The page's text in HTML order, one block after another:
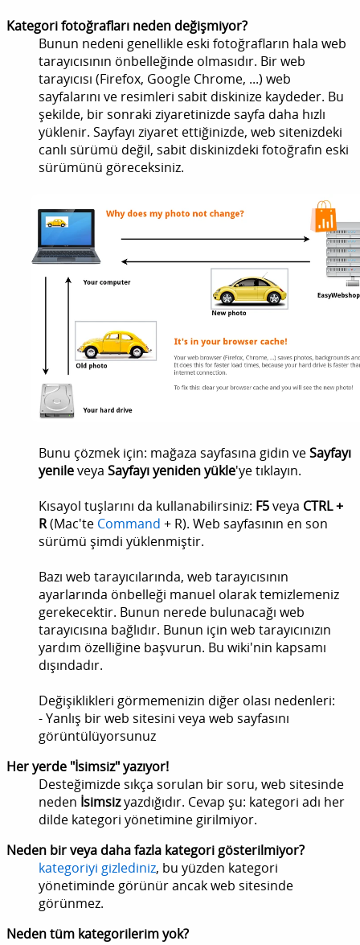
Kategori fotoğrafları neden değişmiyor?
Bunun nedeni genellikle eski fotoğrafların hala web
tarayıcısının önbelleğinde olmasıdır. Bir web
tarayıcısı (Firefox, Google Chrome, ...) web
sayfalarını ve resimleri sabit diskinize kaydeder. Bu
şekilde, bir sonraki ziyaretinizde sayfa daha hızlı
yüklenir. Sayfayı ziyaret ettiğinizde, web sitenizdeki
canlı sürümü değil, sabit diskinizdeki fotoğrafın eski
sürümünü göreceksiniz.
Bunu çözmek için: mağaza sayfasına gidin veSayfayı
yenileveya Sayfayı yeniden yükle'ye tıklayın.
Kısayol tuşlarını da kullanabilirsiniz: F5veya CTRL +
R(Mac'te Command + R). Web sayfasının en son
sürümü şimdi yüklenmiştir.
Bazı web tarayıcılarında, web tarayıcısının
ayarlarında önbelleği manuel olarak temizlemeniz
gerekecektir. Bunun nerede bulunacağı web
tarayıcısına bağlıdır. Bunun için web tarayıcınızın
yardım özelliğine başvurun. Bu wiki'nin kapsamı
dışındadır.
Değişiklikleri görmemenizin diğer olası nedenleri:
- Yanlış bir web sitesini veya web sayfasını
görüntülüyorsunuz
Her yerde "İsimsiz" yazıyor!
Desteğimizde sıkça sorulan bir soru, web sitesinde
neden İsimsizyazdığıdır. Cevap şu: kategori adı her
dilde kategori yönetimine girilmiyor.
Neden bir veya daha fazla kategori gösterilmiyor?
kategoriyi gizlediniz, bu yüzden kategori
yönetiminde görünür ancak web sitesinde
görünmez.
Neden tüm kategorilerim yok?